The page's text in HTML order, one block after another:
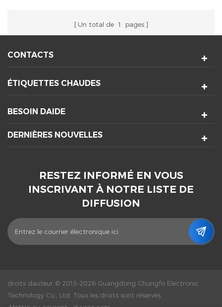
Un total de 1 pages
CONTACTS
ÉTIQUETTES CHAUDES
BESOIN DAIDE
DERNIÈRES NOUVELLES
RESTEZ INFORMÉ EN VOUS
INSCRIVANT À NOTRE LISTE DE
DIFFUSION
droits dauteur © 2013-2026 Guangdong Chungfo Electronic
Technology Co., Ltd. Tous les droits sont réservés.